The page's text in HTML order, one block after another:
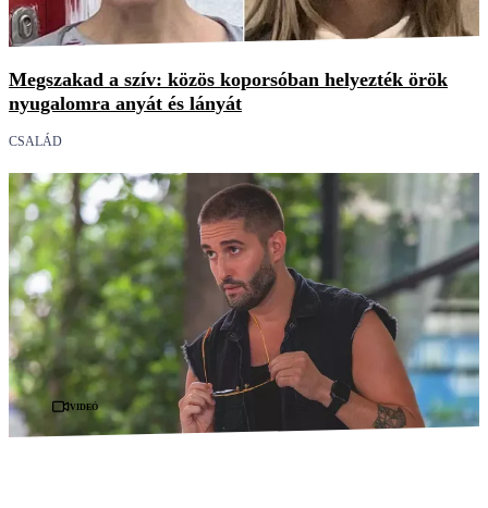
Megszakad a szív: közös koporsóban helyezték örök
nyugalomra anyát és lányát
CSALÁD
Videó